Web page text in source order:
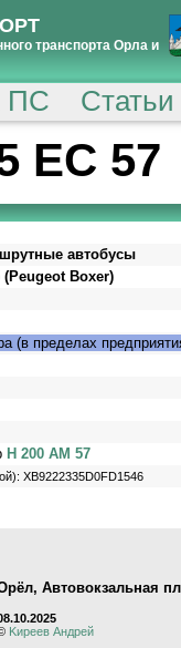
транспорта Орла и
ПС
ЕС 57
автобусы
(Peugeot Boxer)
(в пределах
Н 200 АМ 57
XB9222335D0FD1546
Автовокзальная
Kиpeeв Aндpeй